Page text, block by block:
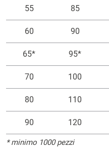
55 85
60 90
65* 95*
70 100
80 110
90 120
* minimo 1000 pezzi